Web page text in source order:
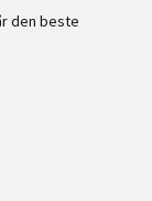
den beste